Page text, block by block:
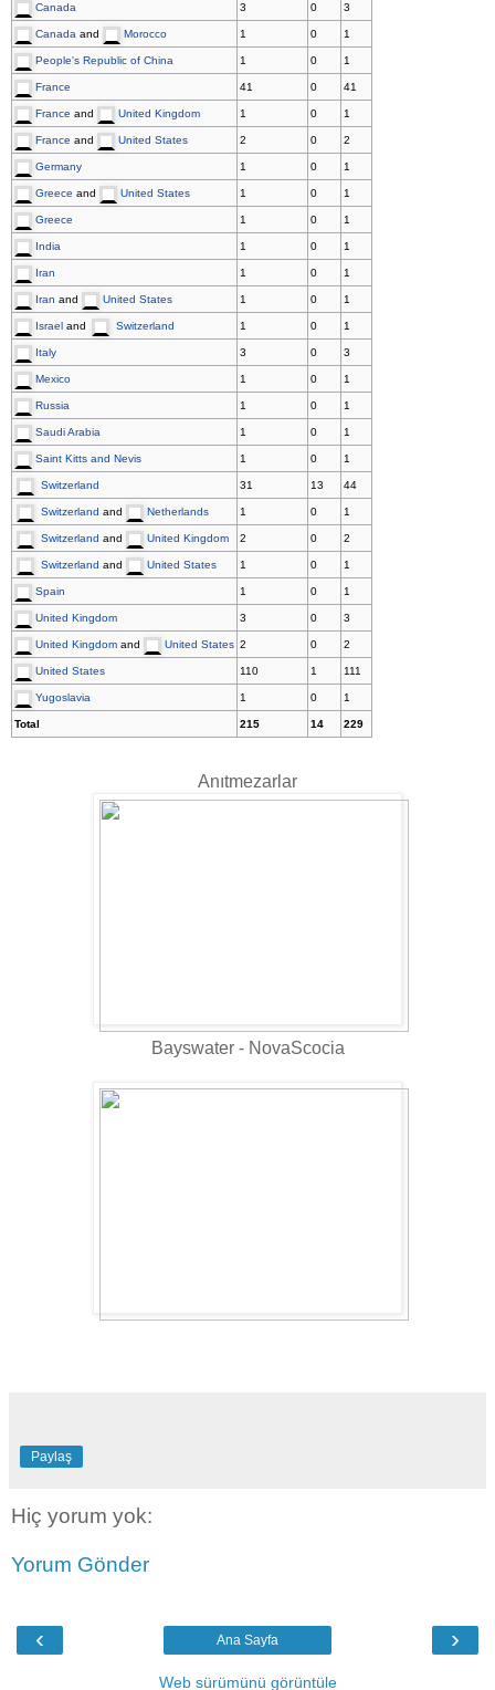
Canada 3 0 3
Canada and Morocco 1 0 1
People's Republic of China 1 0 1
France 41 0 41
France and United Kingdom 1 0 1
France and United States 2 0 2
Germany 1 0 1
Greece and United States 1 0 1
Greece 1 0 1
India 1 0 1
Iran 1 0 1
Iran and United States 1 0 1
Israel and Switzerland 1 0 1
Italy 3 0 3
Mexico 1 0 1
Russia 1 0 1
Saudi Arabia 1 0 1
Saint Kitts and Nevis 1 0 1
Switzerland 31 13 44
Switzerland and Netherlands 1 0 1
Switzerland and United Kingdom 2 0 2
Switzerland and United States 1 0 1
Spain 1 0 1
United Kingdom 3 0 3
United Kingdom and United States 2 0 2
United States 110 1 111
Yugoslavia 1 0 1
Total 215 14 229
Anıtmezarlar
Bayswater - NovaScocia
Paylaş
Hiç yorum yok:
Yorum Gönder
‹ ›
Ana Sayfa
Web sürümünü görüntüle